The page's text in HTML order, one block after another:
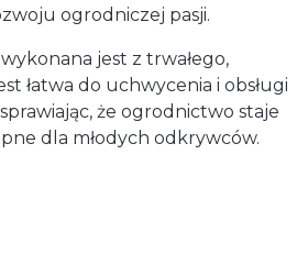
ogrodniczej pasji.
jest z trwałego,
łatwa do uchwycenia i obsługi
że ogrodnictwo staje
dla młodych odkrywców.